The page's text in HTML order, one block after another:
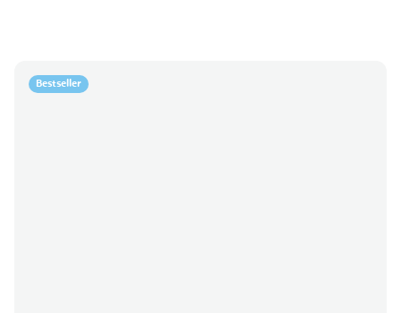
Bestseller